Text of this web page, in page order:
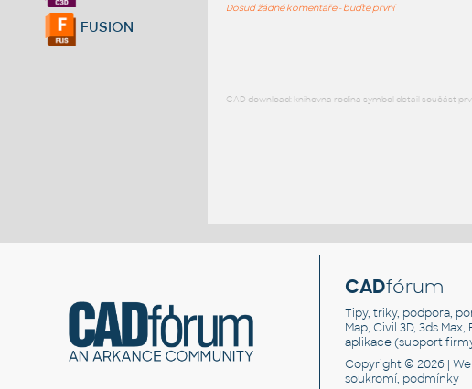
FUSION
Dosud žádné komentáře - buďte první
CAD download: knihovna rodina symbol detail součást
CADfórum
Tipy, triky, podpora,
Map, Civil 3D, 3ds
aplikace (support
Copyright © 2026 |
soukromí, podmínky